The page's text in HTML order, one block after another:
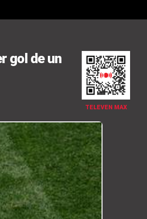
TELEVEN MAX
gol de un